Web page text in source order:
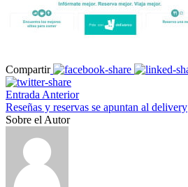
Compartir
Entrada Anterior
Reseñas y reservas se apuntan al delivery
Sobre el Autor